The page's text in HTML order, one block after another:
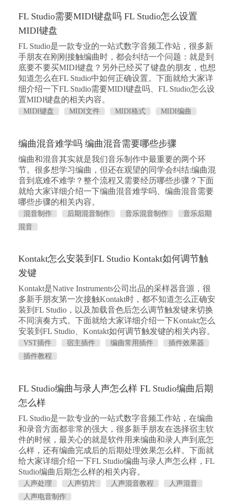
FL Studio需要MIDI键盘吗 FL Studio怎么设置
MIDI键盘
FL Studio是一款专业的一站式数字音频工作站，很多新
手朋友在刚刚接触编曲时，都会纠结一个问题：就是到
底要不要买MIDI键盘？另外已经买了键盘的朋友，也想
知道怎么在FL Studio中如何正确设置。下面就给大家详
细介绍一下FL Studio需要MIDI键盘吗、FL Studio怎么设
置MIDI键盘的相关内容。
MIDI键盘 MIDI文件 MIDI格式 MIDI编曲
编曲混音难学吗 编曲混音需要哪些步骤
编曲和混音其实就是我们音乐制作中最重要的两个环
节。很多想学习编曲，但还在观望的同学会纠结:编曲混
音到底难不难学？整个流程又需要经历哪些步骤？下面
就给大家详细介绍一下编曲混音难学吗、编曲混音需要
哪些步骤的相关内容。
混音制作 后期混音制作 音乐混音制作
音乐后期
混音
Kontakt怎么安装到FL Studio Kontakt如何调节触
发键
Kontakt是Native Instruments公司出品的采样器音源，很
多新手朋友第一次接触Kontakt时，都不知道怎么正确安
装到FL Studio，以及加载音色后怎么调节触发键来切换
不同演奏方式。下面就给大家详细介绍一下Kontakt怎么
安装到FL Studio、Kontakt如何调节触发键的相关内容。
VST插件 宿主插件 编曲常用插件
插件效果器
插件教程
FL Studio编曲与录人声怎么样 FL Studio编曲后期
怎么样
FL Studio是一款专业的一站式数字音频工作站，在编曲
和录音方面都非常的强大，很多新手朋友在选择宿主软
件的时候，最关心的就是软件用来编曲和录人声到底怎
么样，还有编曲完成后的后期处理效果怎么样。下面就
给大家详细介绍一下FL Studio编曲与录人声怎么样，FL
Studio编曲后期怎么样的相关内容。
人声处理 人声切片 人声混音教程
人声混音
人声电音制作